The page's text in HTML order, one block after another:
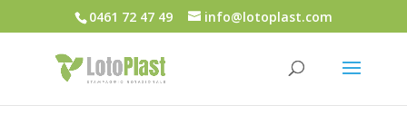
0461 72 47 49 info@lotoplast.com